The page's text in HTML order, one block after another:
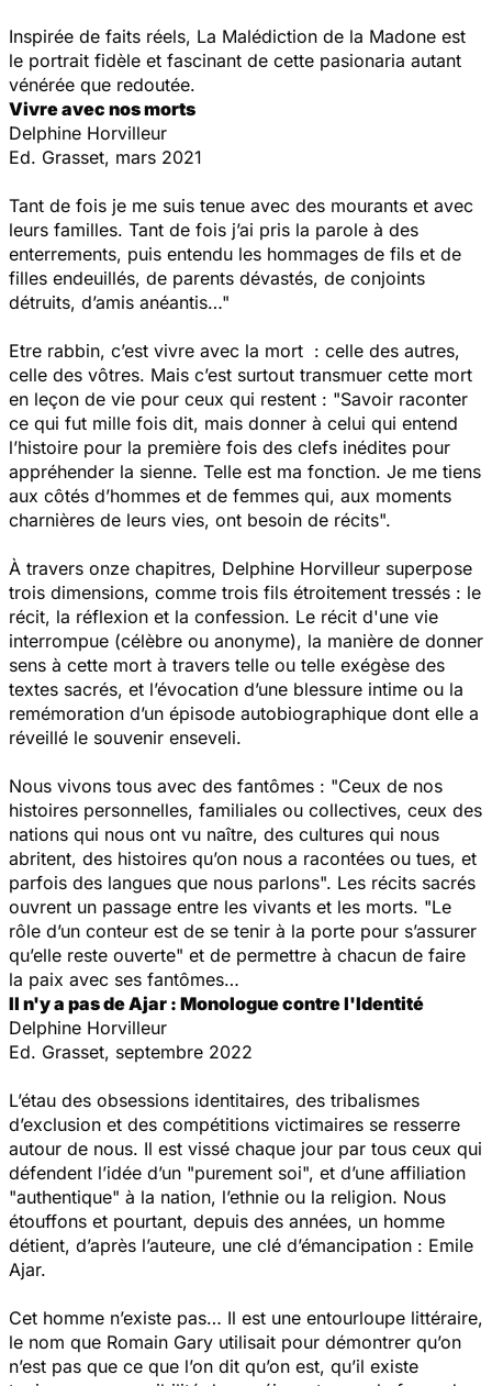
Inspirée de faits réels, La Malédiction de la Madone est
le portrait fidèle et fascinant de cette pasionaria autant
vénérée que redoutée.
Vivre avec nos morts
Delphine Horvilleur
Ed. Grasset, mars 2021
Tant de fois je me suis tenue avec des mourants et avec
leurs familles. Tant de fois j’ai pris la parole à des
enterrements, puis entendu les hommages de fils et de
filles endeuillés, de parents dévastés, de conjoints
détruits, d’amis anéantis…"
Etre rabbin, c’est vivre avec la mort : celle des autres,
celle des vôtres. Mais c’est surtout transmuer cette mort
en leçon de vie pour ceux qui restent : "Savoir raconter
ce qui fut mille fois dit, mais donner à celui qui entend
l’histoire pour la première fois des clefs inédites pour
appréhender la sienne. Telle est ma fonction. Je me tiens
aux côtés d’hommes et de femmes qui, aux moments
charnières de leurs vies, ont besoin de récits".
À travers onze chapitres, Delphine Horvilleur superpose
trois dimensions, comme trois fils étroitement tressés : le
récit, la réflexion et la confession. Le récit d'une vie
interrompue (célèbre ou anonyme), la manière de donner
sens à cette mort à travers telle ou telle exégèse des
textes sacrés, et l’évocation d’une blessure intime ou la
remémoration d’un épisode autobiographique dont elle a
réveillé le souvenir enseveli.
Nous vivons tous avec des fantômes : "Ceux de nos
histoires personnelles, familiales ou collectives, ceux des
nations qui nous ont vu naître, des cultures qui nous
abritent, des histoires qu’on nous a racontées ou tues, et
parfois des langues que nous parlons". Les récits sacrés
ouvrent un passage entre les vivants et les morts. "Le
rôle d’un conteur est de se tenir à la porte pour s’assurer
qu’elle reste ouverte" et de permettre à chacun de faire
la paix avec ses fantômes…
Il n'y a pas de Ajar : Monologue contre l'Identité
Delphine Horvilleur
Ed. Grasset, septembre 2022
L’étau des obsessions identitaires, des tribalismes
d’exclusion et des compétitions victimaires se resserre
autour de nous. Il est vissé chaque jour par tous ceux qui
défendent l’idée d’un "purement soi", et d’une affiliation
"authentique" à la nation, l’ethnie ou la religion. Nous
étouffons et pourtant, depuis des années, un homme
détient, d’après l’auteure, une clé d’émancipation : Emile
Ajar.
Cet homme n’existe pas… Il est une entourloupe littéraire,
le nom que Romain Gary utilisait pour démontrer qu’on
n’est pas que ce que l’on dit qu’on est, qu’il existe